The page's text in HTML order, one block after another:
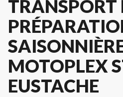
TRANSPORT
MOTOPLEX
EUSTACHE